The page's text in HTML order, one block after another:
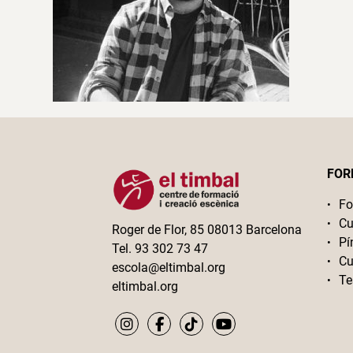
Roger de Flor, 85 08013 Barcelona
Tel. 93 302 73 47
escola@eltimbal.org
eltimbal.org